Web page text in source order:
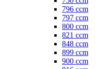
796 ccm
797 ccm
800 ccm
821 ccm
848 ccm
899 ccm
900 ccm